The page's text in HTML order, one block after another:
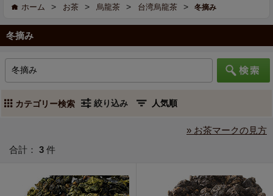
ホーム > お茶 > 烏龍茶 > 台湾烏龍茶 > 冬摘み
冬摘み
カテゴリー検索 絞り込み
» お茶マークの見方
合計： 3 件